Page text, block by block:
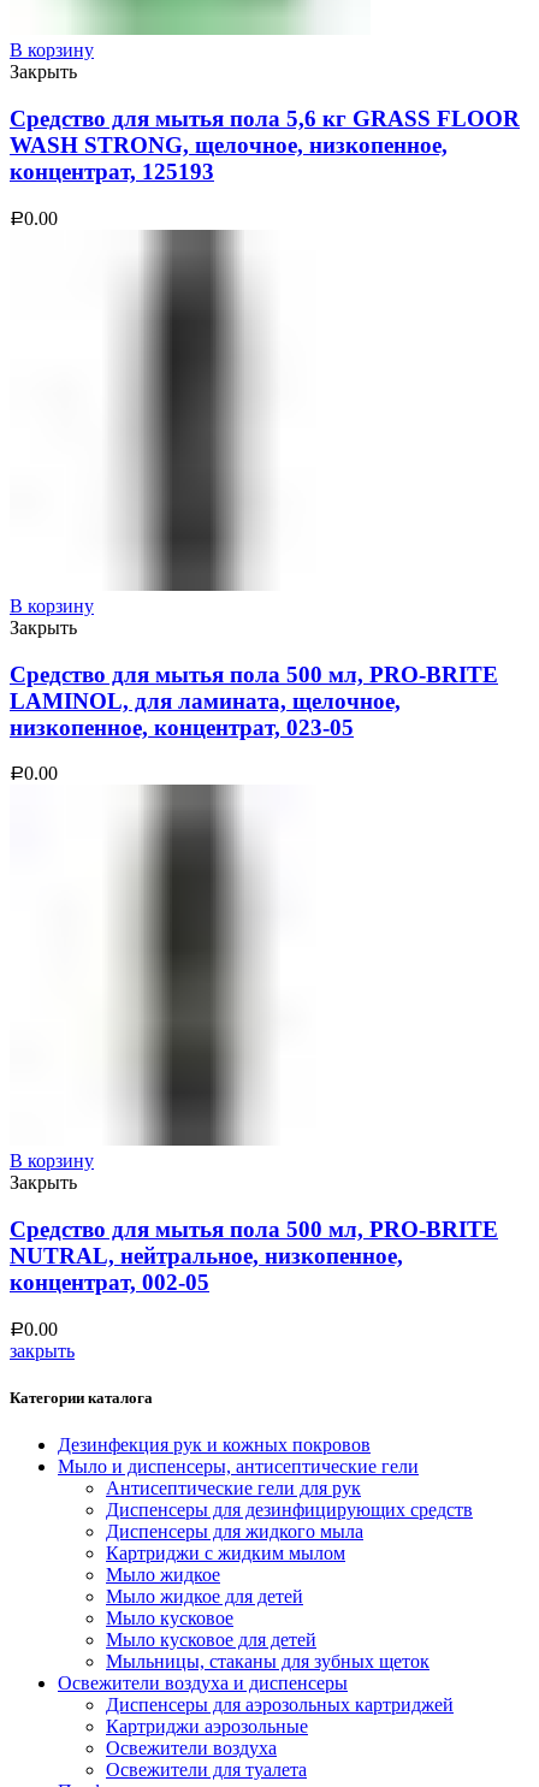
В корзину
Закрыть
Средство для мытья пола 5,6 кг GRASS FLOOR
WASH STRONG, щелочное, низкопенное,
концентрат, 125193
Р0.00
В корзину
Закрыть
Средство для мытья пола 500 мл, PRO-BRITE
LAMINOL, для ламината, щелочное,
низкопенное, концентрат, 023-05
Р0.00
В корзину
Закрыть
Средство для мытья пола 500 мл, PRO-BRITE
NUTRAL, нейтральное, низкопенное,
концентрат, 002-05
Р0.00
закрыть
Категории каталога
Дезинфекция рук и кожных покровов
Мыло и диспенсеры, антисептические гели
Антисептические гели для рук
Диспенсеры для дезинфицирующих средств
Диспенсеры для жидкого мыла
Картриджи с жидким мылом
Мыло жидкое
Мыло жидкое для детей
Мыло кусковое
Мыло кусковое для детей
Мыльницы, стаканы для зубных щеток
Освежители воздуха и диспенсеры
Диспенсеры для аэрозольных картриджей
Картриджи аэрозольные
Освежители воздуха
Освежители для туалета